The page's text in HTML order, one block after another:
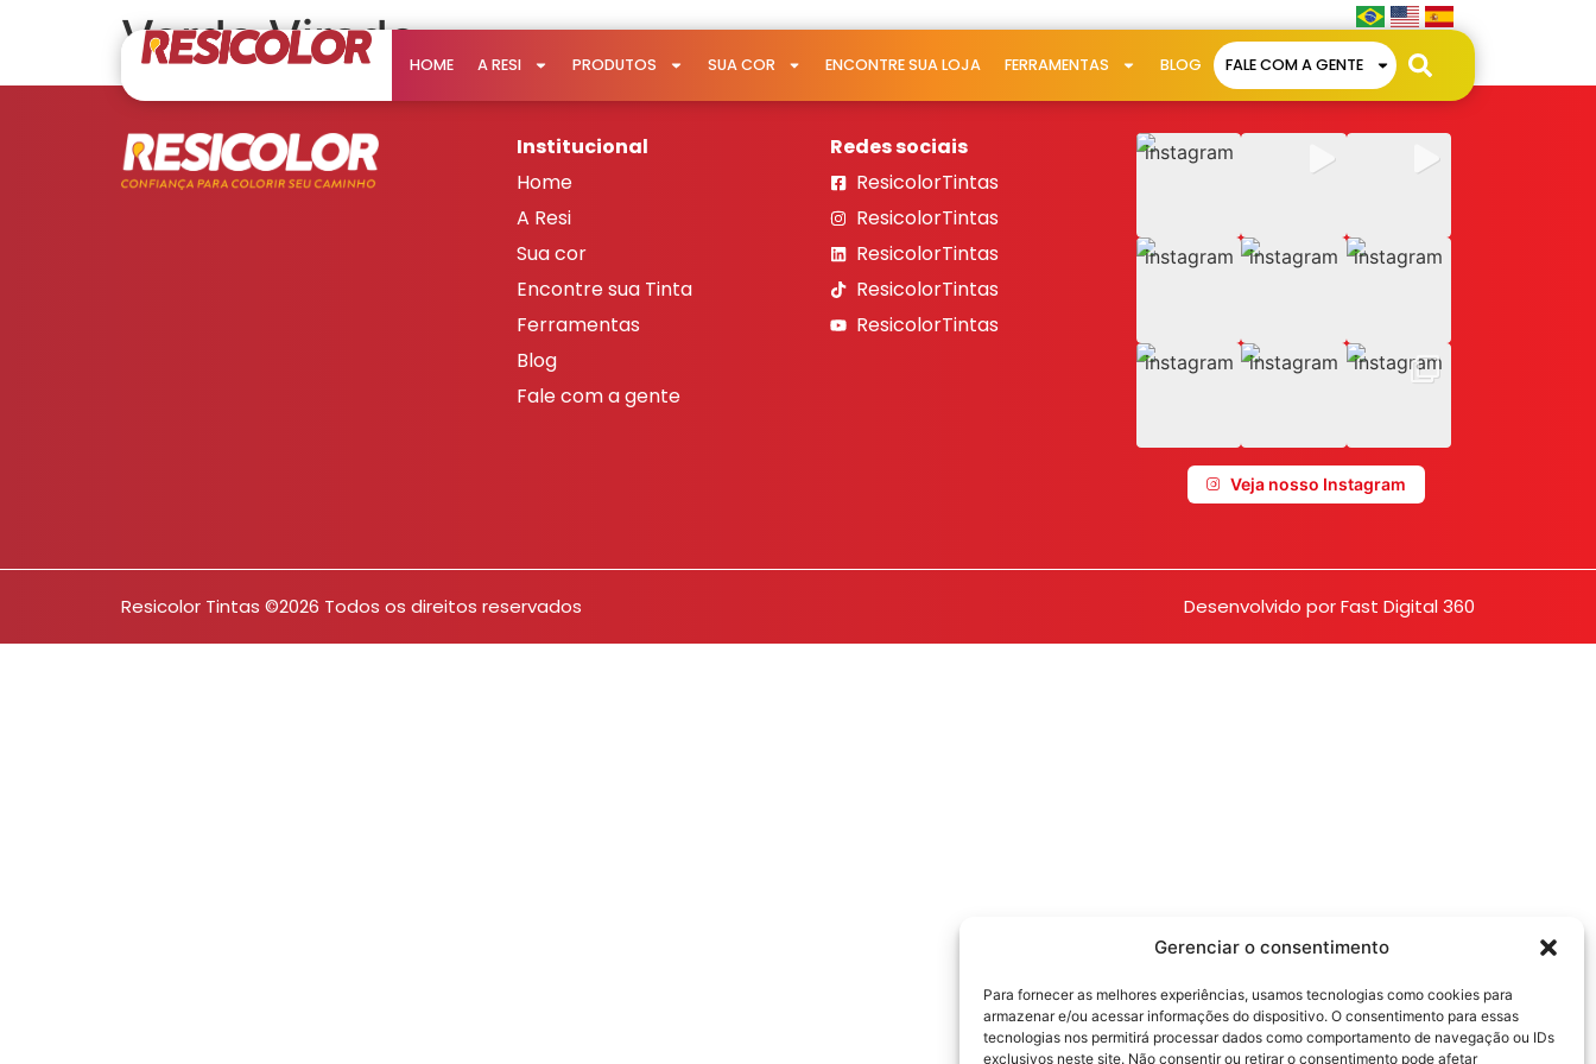
Gerenciar o consentimento
Para fornecer as melhores experiências, usamos tecnologias como cookies para
armazenar e/ou acessar informações do dispositivo. O consentimento para essas
tecnologias nos permitirá processar dados como comportamento de navegação ou IDs
exclusivos neste site. Não consentir ou retirar o consentimento pode afetar
HOME A RESI PRODUTOS SUA COR ENCONTRE SUA LOJA FERRAMENTAS BLOG FALE COM A GENTE
Verde Virado
Institucional
Home
A Resi
Sua cor
Encontre sua Tinta
Ferramentas
Blog
Fale com a gente
Redes sociais
ResicolorTintas
ResicolorTintas
ResicolorTintas
ResicolorTintas
ResicolorTintas
Veja nosso Instagram
Resicolor Tintas ©2026 Todos os direitos reservados Desenvolvido porFast Digital 360